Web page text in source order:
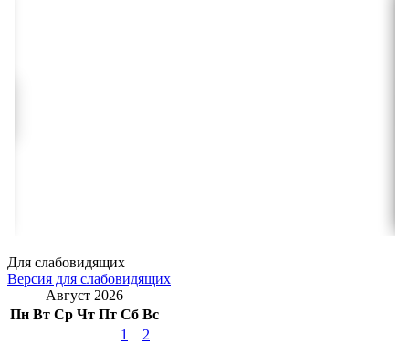
Для слабовидящих
Версия для слабовидящих
Август 2026
Пн Вт Ср Чт Пт Сб Вс
1
2